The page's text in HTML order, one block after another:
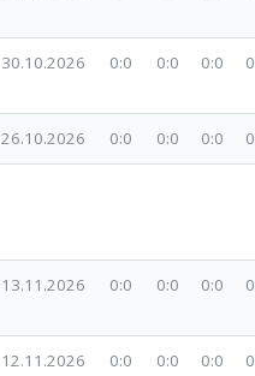
30.10.2026 0:0 0:0 0:0
26.10.2026 0:0 0:0 0:0
13.11.2026 0:0 0:0 0:0
12.11.2026 0:0 0:0 0:0